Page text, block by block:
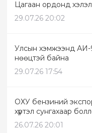
Цагаан ордонд
29.07.26 20:02
Улсын хэмжээнд АИ-
нөөцтэй байна
29.07.26 17:54
ОХУ бензиний
хүртэл сунгахаар
26.07.26 20:01